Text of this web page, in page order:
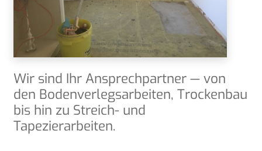
Wir sind Ihr Ansprech­part­ner — von
den Boden­ver­legs­ar­bei­ten, Tro­cken­bau
bis hin zu Streich- und
Tapezierarbeiten.